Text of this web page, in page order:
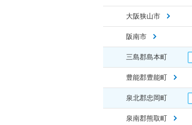
大阪狭山市
阪南市
三島郡島本町
豊能郡豊能町
泉北郡忠岡町
泉南郡熊取町